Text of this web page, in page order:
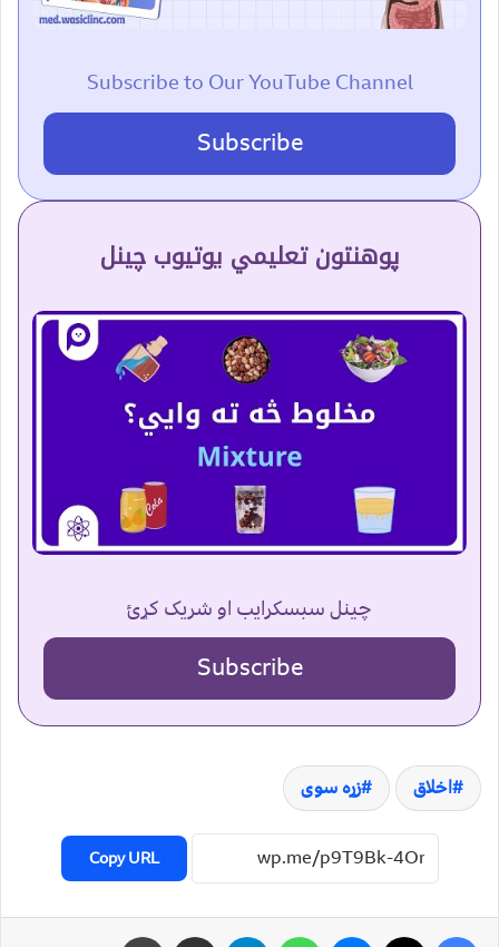
Subscribe to Our YouTube Channel
Subscribe
پوهنتون تعلیمي یوتیوب چینل
چینل سبسکرایب او شریک کړئ
Subscribe
اخلاق زړه سوی
Copy URL